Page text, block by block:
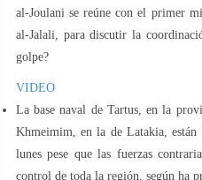
al-Joulani se reúne con el primer
al-Jalali, para discutir la
golpe?
VIDEO
La base naval de Tartus, en la
Khmeimim, en la de Latakia,
lunes pese que las fuerzas
control de toda la región, según ha